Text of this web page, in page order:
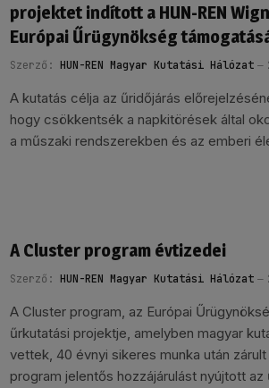
projektet indított a HUN-REN
Európai Űrügynökség
Szerző: HUN-REN Magyar Kutatási Hálózat
A kutatás célja az űridőjárás
hogy csökkentsék a napkitörések által
a műszaki rendszerekben és az emberi
A Cluster program évtizedei
Szerző: HUN-REN Magyar Kutatási Hálózat
A Cluster program, az Európai
űrkutatási projektje, amelyben magyar
vettek, 40 évnyi sikeres munka után zárult
program jelentős hozzájárulást nyújtott az